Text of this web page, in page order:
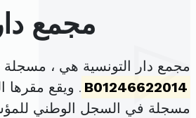
مجمع
مجمع دار التونسية هي ، مسجلة
B01246622014 . ويقع مقرها
مسجلة في السجل الوطني